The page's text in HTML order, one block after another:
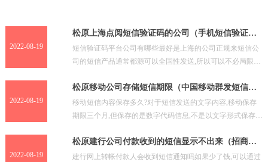
2022-08-19
松原上海点阅短信验证码的公司（手机短信验证码
短信验证码平台公司有哪些最好是上海的公司正规来短信公
司的短信产品通常都源可以全国性发送,所以可以不必局限于
2022-08-19
松原移动公司存储短信期限（中国移动群发短信平
移动短信内容保存多久?对于短信发送的文字内容,移动保存
期限三个月,但保存的是数字代码信息,不是以文字形式保存
2022-08-19
松原建行公司付款收到的短信显示不出来（招商银
建行网上转帐付款人会收到短信通知吗如果少了钱,可以通过